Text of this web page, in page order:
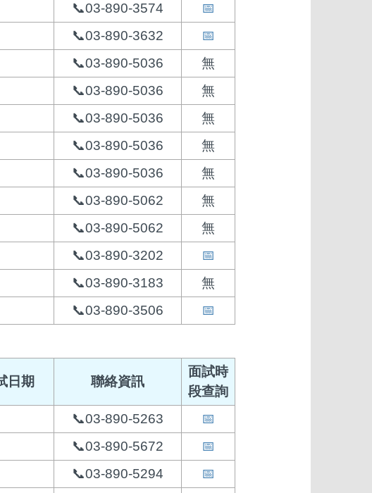
📞03-890-3574
📅
📞03-890-3632
📅
📞03-890-5036
無
📞03-890-5036
無
📞03-890-5036
無
📞03-890-5036
無
📞03-890-5036
無
📞03-890-5062
無
📞03-890-5062
無
📞03-890-3202
📅
📞03-890-3183
無
📞03-890-3506 📅
日期 聯絡資訊
面試時
段查詢
📞03-890-5263
📅
📞03-890-5672
📅
📞03-890-5294
📅